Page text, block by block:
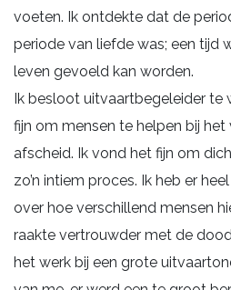
voeten. Ik ontdekte dat de
periode van liefde was; een tijd
leven gevoeld kan worden.
Ik besloot uitvaartbegeleider te
fijn om mensen te helpen bij
afscheid. Ik vond het fijn om
zo’n intiem proces. Ik heb er
over hoe verschillend mensen
raakte vertrouwder met de
het werk bij een grote